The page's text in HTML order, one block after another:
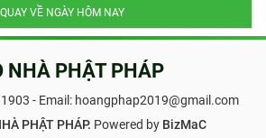
QUAY VỀ NGÀY HÔM NAY
NHÀ PHẬT PHÁP
- Email: hoangphap2019@gmail.com
PHẬT PHÁP. Powered by BizMaC